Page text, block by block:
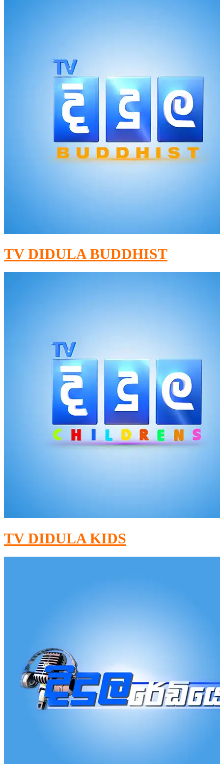
TV DIDULA BUDDHIST​
TV DIDULA KIDS